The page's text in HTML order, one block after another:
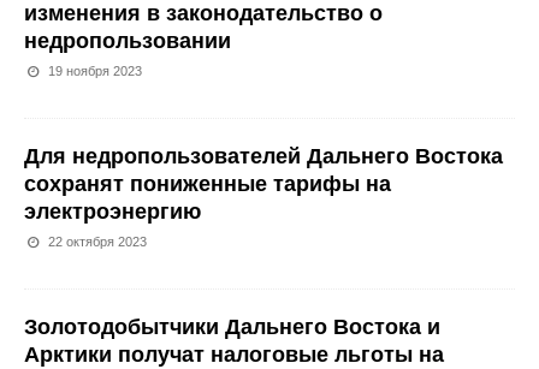
изменения в законодательство о
недропользовании
19 ноября 2023
Для недропользователей Дальнего Востока
сохранят пониженные тарифы на
электроэнергию
22 октября 2023
Золотодобытчики Дальнего Востока и
Арктики получат налоговые льготы на